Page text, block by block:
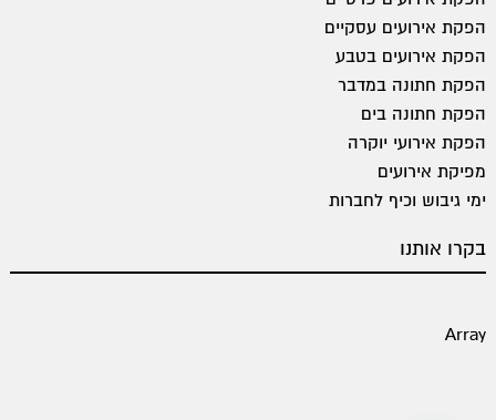
הפקת אירועים עסקיים
הפקת אירועים בטבע
הפקת חתונה במדבר
הפקת חתונה בים
הפקת אירועי יוקרה
מפיקת אירועים
ימי גיבוש וכיף לחברות
בקרו אותנו
Array